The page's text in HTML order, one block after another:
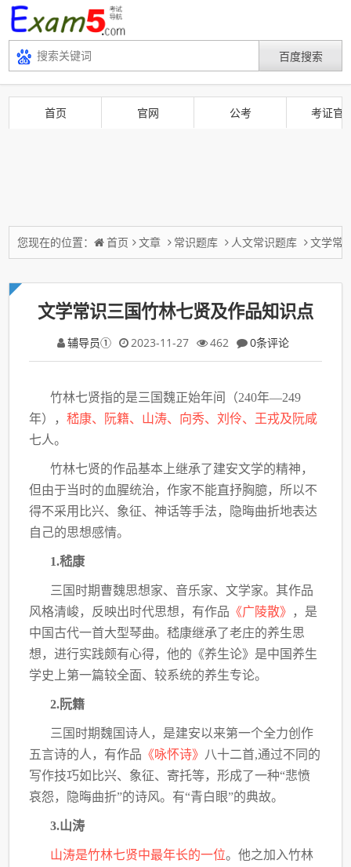
首页 官网 公考 考证官
您现在的位置： 首页 文章 常识题库 人文常识题库 文学常
文学常识三国竹林七贤及作品知识点
辅导员① 2023-11-27 462 0条评论
竹林七贤指的是三国魏正始年间（240年—249
年），嵇康、阮籍、山涛、向秀、刘伶、王戎及阮咸
七人。
竹林七贤的作品基本上继承了建安文学的精神，
但由于当时的血腥统治，作家不能直抒胸臆，所以不
得不采用比兴、象征、神话等手法，隐晦曲折地表达
自己的思想感情。
1.嵇康
三国时期曹魏思想家、音乐家、文学家。其作品
风格清峻，反映出时代思想，有作品 《广陵散》
，是
中国古代一首大型琴曲。嵇康继承了老庄的养生思
想，进行实践颇有心得，他的《养生论》是中国养生
学史上第一篇较全面、较系统的养生专论。
2.阮籍
三国时期魏国诗人，是建安以来第一个全力创作
五言诗的人，有作品 《咏怀诗》 八十二首,通过不同的
写作技巧如比兴、象征、寄托等，形成了一种“悲愤
哀怨，隐晦曲折”的诗风。有“青白眼”的典故。
3.山涛
山涛是竹林七贤中最年长的一位。他之加入竹林